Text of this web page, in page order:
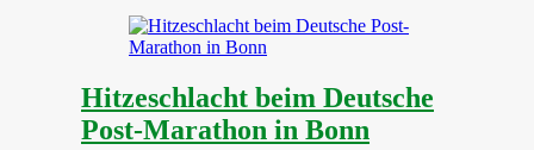
Hitzeschlacht beim Deutsche
Post-Marathon in Bonn